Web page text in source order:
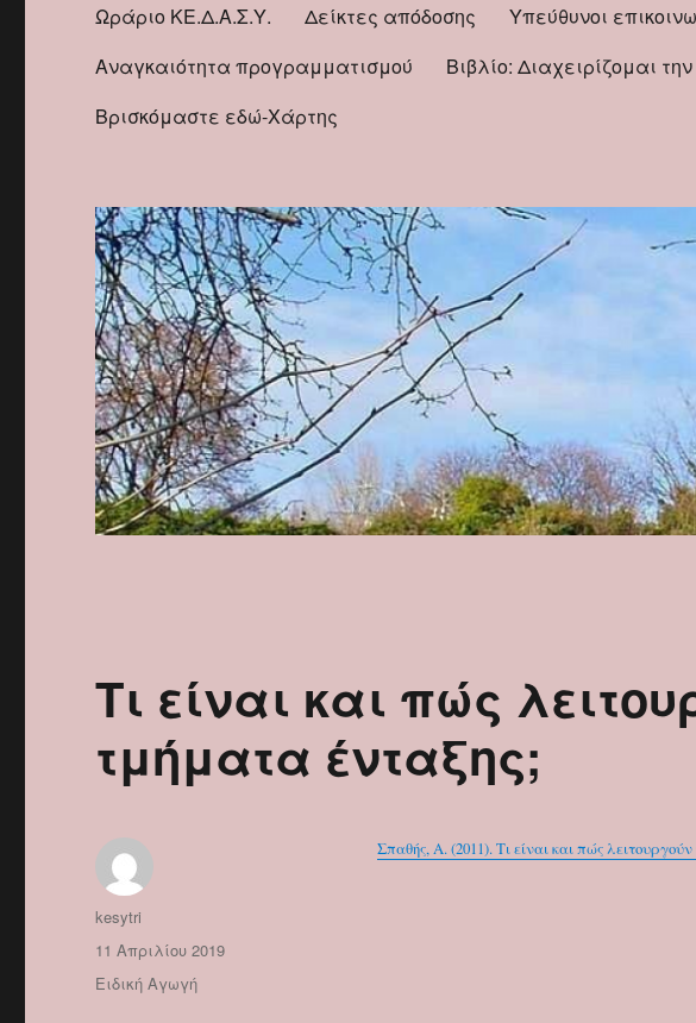
Ωράριο ΚΕ.Δ.Α.Σ.Υ.
Δείκτες απόδοσης Υπεύθυνοι
Αναγκαιότητα προγραμματισμού
Βιβλίο: Διαχειρίζομαι
Βρισκόμαστε εδώ-Χάρτης
Τι είναι και πώς
τμήματα ένταξης;
Σπαθής, Α. (2011). Τι είναι και πώς
Συντάκτης
kesytri
Δημοσιεύτηκε
την
11 Απριλίου 2019
Κατηγορίες
Ειδική Αγωγή